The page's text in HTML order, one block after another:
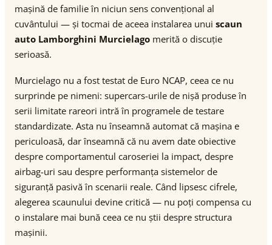
mașină de familie în niciun sens convențional al
cuvântului — și tocmai de aceea instalarea unui scaun
auto Lamborghini Murcielago merită o discuție
serioasă.
Murcielago nu a fost testat de Euro NCAP, ceea ce nu
surprinde pe nimeni: supercars-urile de nișă produse în
serii limitate rareori intră în programele de testare
standardizate. Asta nu înseamnă automat că mașina e
periculoasă, dar înseamnă că nu avem date obiective
despre comportamentul caroseriei la impact, despre
airbag-uri sau despre performanța sistemelor de
siguranță pasivă în scenarii reale. Când lipsesc cifrele,
alegerea scaunului devine critică — nu poți compensa cu
o instalare mai bună ceea ce nu știi despre structura
mașinii.